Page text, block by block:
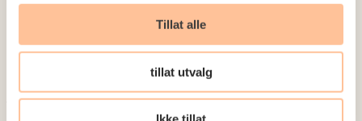
Tillat alle
tillat utvalg
Seminarer og arrangementer